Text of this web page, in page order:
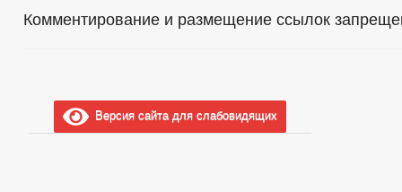
Комментирование и размещение ссылок
Версия сайта для слабовидящих